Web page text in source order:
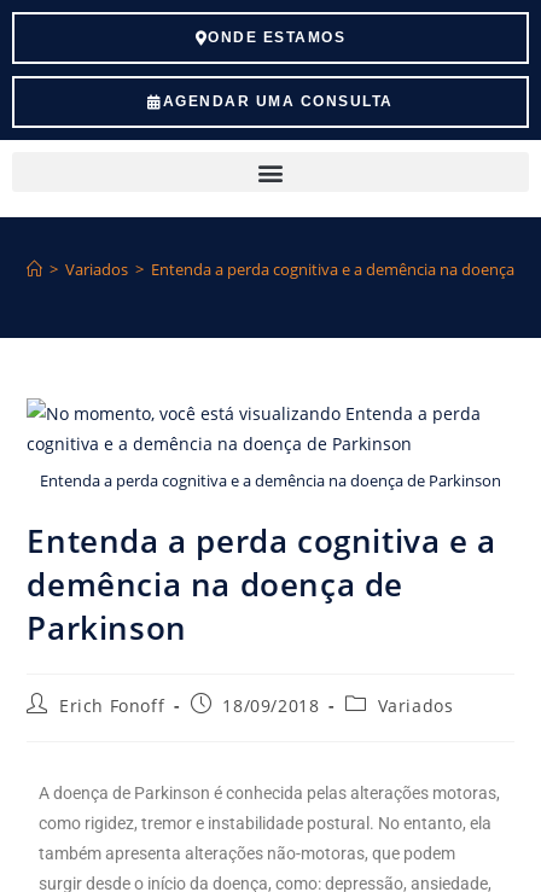
ONDE ESTAMOS
AGENDAR UMA CONSULTA
> Variados > Entenda a perda cognitiva e a demência na doença
Entenda a perda cognitiva e a demência na doença de Parkinson
Entenda a perda cognitiva e a
demência na doença de
Parkinson
Erich Fonoff 18/09/2018 Variados
A doença de Parkinson é conhecida pelas alterações motoras,
como rigidez, tremor e instabilidade postural. No entanto, ela
também apresenta alterações não-motoras, que podem
surgir desde o início da doença, como: depressão, ansiedade,